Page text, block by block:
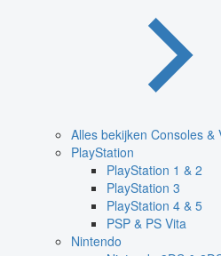
Alles bekijken Consoles &
PlayStation
PlayStation 1 & 2
PlayStation 3
PlayStation 4 & 5
PSP & PS Vita
Nintendo